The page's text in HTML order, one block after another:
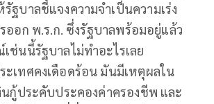
ฐบาลชี้แจงความจำเป็นความเร่ง
ออก พ.ร.ก. ซึ่งรัฐบาลพร้อมอยู่แล้ว
ช่นนี้รัฐบาลไม่ทำอะไรเลย
เทศคงเดือดร้อน มันมีเหตุผลใน
นกู้ประคับประคองค่าครองชีพ และ